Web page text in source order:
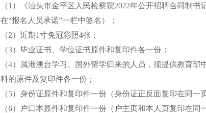
（1）《汕头市金平区人民检察院2022年公开招聘合同制
在“报名人员承诺”一栏中签名）；
（2）近期1寸免冠彩照4张；
（3）毕业证书、学位证书原件和复印件各一份；
（4）属港澳台学习、国外留学归来的人员，须提供教育
料的原件及复印件各一份；
（5）身份证原件和复印件一份（身份证正反面复印在同一
（6）户口本原件和复印件一份（户主页和本人页复印在同